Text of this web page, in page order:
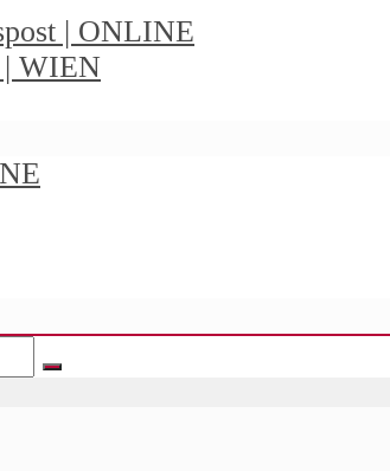
| ONLINE
| WIEN